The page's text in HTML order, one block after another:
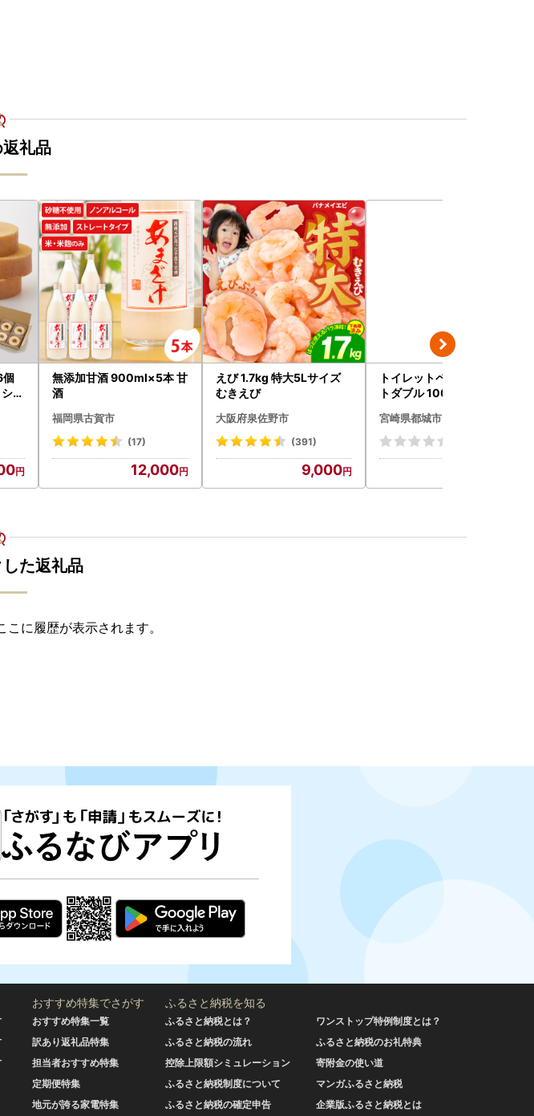
礼品
個
ェ
無添加甘酒 900ml×5本 甘
酒
福岡県古賀市
(17)
12,000
えび 1.7kg 特大5Lサイズ
むきえび
大阪府泉佐野市
(391)
9,000
トイレットペーパー ソフ
トダブル 100R トイレ 快
宮崎県都城市
た返礼品
に履歴が表示されます。
おすすめ特集でさがす
おすすめ特集一覧
訳あり返礼品特集
担当者おすすめ特集
定期便特集
地元が誇る家電特集
ふるさと納税を知る
ふるさと納税とは？
ふるさと納税の流れ
控除上限額シミュレーション
ふるさと納税制度について
ふるさと納税の確定申告
ワンストップ特例制度とは？
ふるさと納税のお礼特典
寄附金の使い道
マンガふるさと納税
企業版ふるさと納税とは